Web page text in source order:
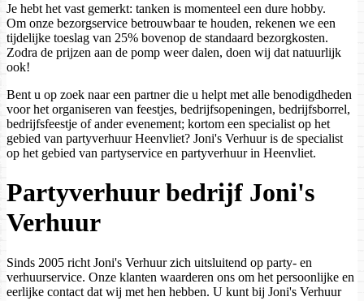
Je hebt het vast gemerkt: tanken is momenteel een dure hobby.
Om onze bezorgservice betrouwbaar te houden, rekenen we een
tijdelijke toeslag van 25% bovenop de standaard bezorgkosten.
Zodra de prijzen aan de pomp weer dalen, doen wij dat natuurlijk
ook!
Bent u op zoek naar een partner die u helpt met alle benodigdheden
voor het organiseren van feestjes, bedrijfsopeningen, bedrijfsborrel,
bedrijfsfeestje of ander evenement; kortom een specialist op het
gebied van partyverhuur Heenvliet? Joni's Verhuur is de specialist
op het gebied van partyservice en partyverhuur in Heenvliet.
Partyverhuur bedrijf Joni's
Verhuur
Sinds 2005 richt Joni's Verhuur zich uitsluitend op party- en
verhuurservice. Onze klanten waarderen ons om het persoonlijke en
eerlijke contact dat wij met hen hebben. U kunt bij Joni's Verhuur